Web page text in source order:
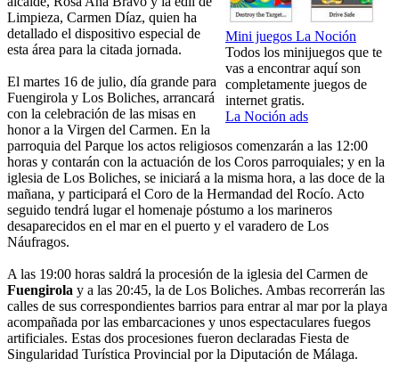
Mini juegos La Noción
Todos los minijuegos que te
vas a encontrar aquí son
completamente juegos de
internet gratis.
La Noción ads
Limpieza, Carmen Díaz, quien ha
detallado el dispositivo especial de
esta área para la citada jornada.
El martes 16 de julio, día grande para
Fuengirola y Los Boliches, arrancará
con la celebración de las misas en
honor a la Virgen del Carmen. En la
parroquia del Parque los actos religiosos comenzarán a las 12:00
horas y contarán con la actuación de los Coros parroquiales; y en la
iglesia de Los Boliches, se iniciará a la misma hora, a las doce de la
mañana, y participará el Coro de la Hermandad del Rocío. Acto
seguido tendrá lugar el homenaje póstumo a los marineros
desaparecidos en el mar en el puerto y el varadero de Los
Náufragos.
A las 19:00 horas saldrá la procesión de la iglesia del Carmen de
Fuengirola y a las 20:45, la de Los Boliches. Ambas recorrerán las
calles de sus correspondientes barrios para entrar al mar por la playa
acompañada por las embarcaciones y unos espectaculares fuegos
artificiales. Estas dos procesiones fueron declaradas Fiesta de
Singularidad Turística Provincial por la Diputación de Málaga.